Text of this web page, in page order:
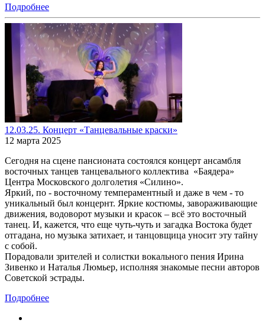
Подробнее
12.03.25. Концерт «Танцевальные краски»
12 марта 2025
Сегодня на сцене пансионата состоялся концерт ансамбля
восточных танцев танцевального коллектива «Баядера»
Центра Московского долголетия «Силино».
Яркий, по - восточному темпераментный и даже в чем - то
уникальный был концернт. Яркие костюмы, завораживающие
движения, водоворот музыки и красок – всё это восточный
танец. И, кажется, что еще чуть-чуть и загадка Востока будет
отгадана, но музыка затихает, и танцовщица уносит эту тайну
с собой.
Порадовали зрителей и солистки вокального пения Ирина
Зивенко и Наталья Люмьер, исполняя знакомые песни авторов
Советской эстрады.
Подробнее